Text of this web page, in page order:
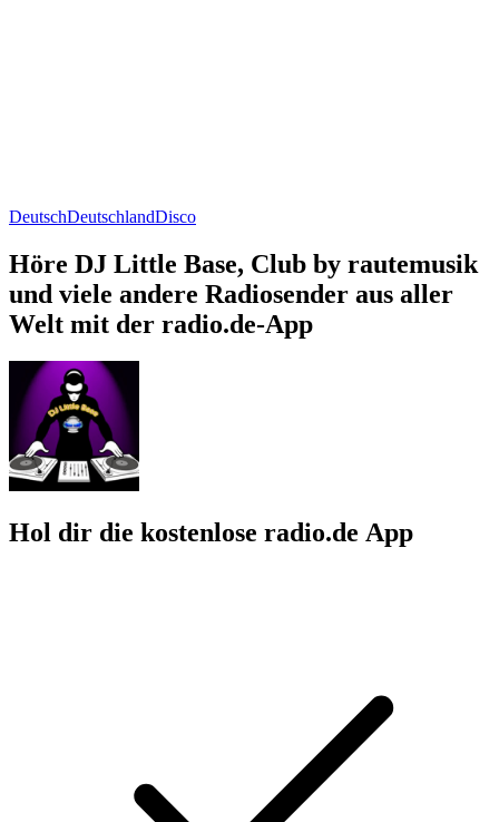
DeutschDeutschlandDisco
Höre DJ Little Base, Club by rautemusik
und viele andere Radiosender aus aller
Welt mit der radio.de-App
Hol dir die kostenlose radio.de App